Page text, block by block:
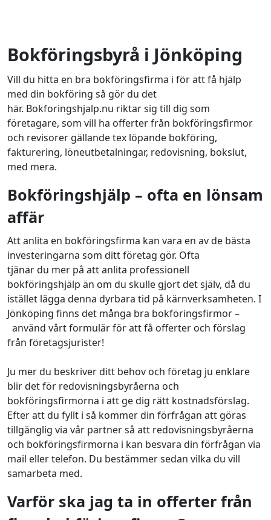
Bokföringsbyrå i Jönköping
Vill du hitta en bra bokföringsfirma i för att få hjälp
med din bokföring så gör du det
här. Bokforingshjalp.nu riktar sig till dig som
företagare, som vill ha offerter från bokföringsfirmor
och revisorer gällande tex löpande bokföring,
fakturering, löneutbetalningar, redovisning, bokslut,
med mera.
Bokföringshjälp – ofta en lönsam
affär
Att anlita en bokföringsfirma kan vara en av de bästa
investeringarna som ditt företag gör. Ofta
tjänar du mer på att anlita professionell
bokföringshjälp än om du skulle gjort det själv, då du
istället lägga denna dyrbara tid på kärnverksamheten. I
Jönköping finns det många bra bokföringsfirmor –
använd vårt formulär för att få offerter och förslag
från företagsjurister!
Ju mer du beskriver ditt behov och företag ju enklare
blir det för redovisningsbyråerna och
bokföringsfirmorna i att ge dig rätt kostnadsförslag.
Efter att du fyllt i så kommer din förfrågan att göras
tillgänglig via vår partner så att redovisningsbyråerna
och bokföringsfirmorna i kan besvara din förfrågan via
mail eller telefon. Du bestämmer sedan vilka du vill
samarbeta med.
Varför ska jag ta in offerter från